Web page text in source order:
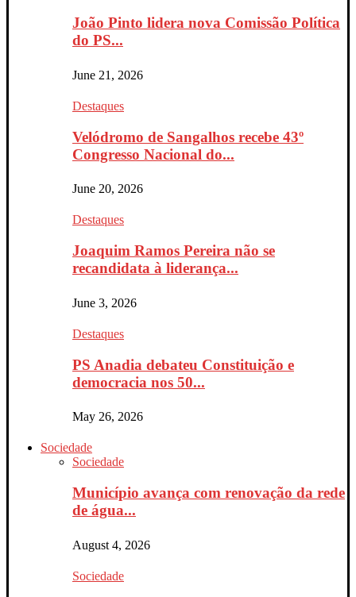
João Pinto lidera nova Comissão Política
do PS...
June 21, 2026
Destaques
Velódromo de Sangalhos recebe 43º
Congresso Nacional do...
June 20, 2026
Destaques
Joaquim Ramos Pereira não se
recandidata à liderança...
June 3, 2026
Destaques
PS Anadia debateu Constituição e
democracia nos 50...
May 26, 2026
Sociedade
Sociedade
Município avança com renovação da rede
de água...
August 4, 2026
Sociedade